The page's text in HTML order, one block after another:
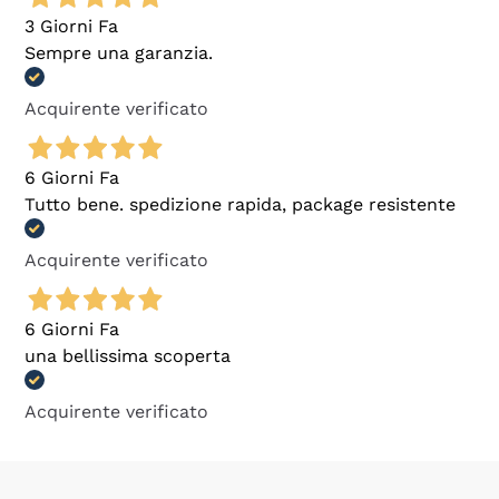
3 Giorni Fa
Sempre una garanzia.
Acquirente verificato
6 Giorni Fa
Tutto bene. spedizione rapida, package resistente
Acquirente verificato
6 Giorni Fa
una bellissima scoperta
Acquirente verificato